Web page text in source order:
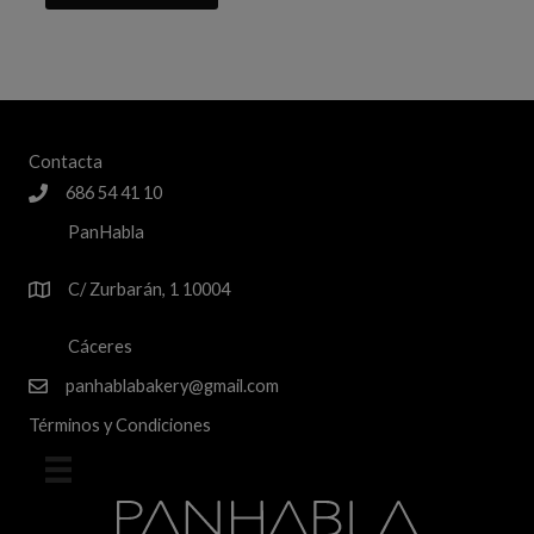
Contacta
686 54 41 10
PanHabla
C/ Zurbarán, 1 10004
Cáceres
panhablabakery@gmail.com
Términos y Condiciones